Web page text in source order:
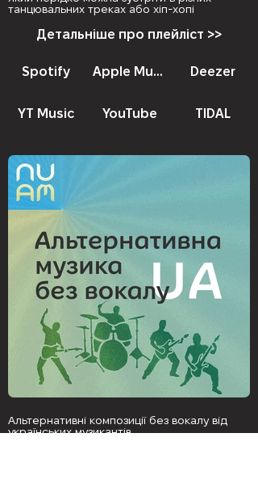
танцювальних треках або хіп-хопі
Детальніше про плейліст >>
Spotify Apple Music Deezer
YT Music YouTube TIDAL
Альтернативні композиції без вокалу від
українських музикантів